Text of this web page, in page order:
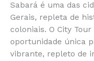
Sabará é uma das
Gerais, repleta de
coloniais. O City
oportunidade única
vibrante, repleto de